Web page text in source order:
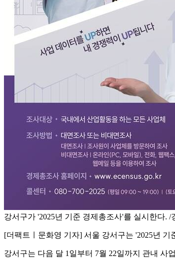
강서구가 '2025년 기준 경제총조사'를 실시한다. /
[더팩트ㅣ문화영 기자] 서울 강서구는 '2025년
강서구는 다음 달 1일부터 7월 22일까지 관내 사